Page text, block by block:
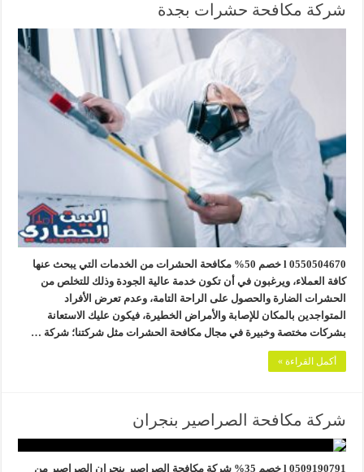
شركة مكافحة حشرات بجدة
0550504670 l خصم 50% مكافحة الحشرات من الخدمات التي يبحث عنها
كافة العملاء، ويرغبون في أن تكون خدمة عالية الجودة وذلك للتخلص من
الحشرات الضارة والحصول على الراحة التامة، وعدم تعرض الأفراد
المتواجدين بالمكان للإصابة والأمراض الخطيرة، فيكون عليك الاستعانة
بشركات مختصة وخبيرة في مجال مكافحة الحشرات مثل شركتنا؛ شركة …
أكمل القراءة »
شركة مكافحة الصراصير بنجران
0509190791 l خصم 35% شركة مكافحة الصراصير بنجران الصراصير من